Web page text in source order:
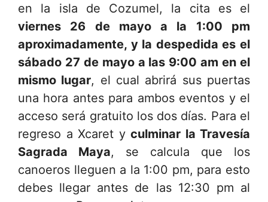
en la isla de Cozumel, la cita es el
viernes 26 de mayo a la 1:00 pm
aproximadamente, y la despedida es el
sábado 27 de mayo a las 9:00 am en el
mismo lugar, el cual abrirá sus puertas
una hora antes para ambos eventos y el
acceso será gratuito los dos días. Para el
regreso a Xcaret y culminar la Travesía
Sagrada Maya, se calcula que los
canoeros lleguen a la 1:00 pm, para esto
debes llegar antes de las 12:30 pm al